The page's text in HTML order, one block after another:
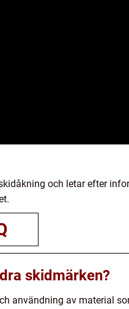
och letar efter
skidmärken?
användning av material